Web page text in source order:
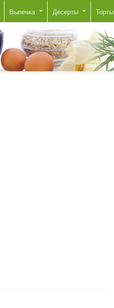
Выпечка Десерты Торты